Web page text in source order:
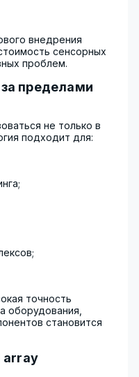
внедрения
сенсорных
проблем.
пределами
не только в
подходит для:
точность
оборудования,
становится
array